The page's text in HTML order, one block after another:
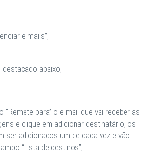
e-mails”;
abaixo;
“Remete para” o e-mail que vai receber as
e clique em adicionar destinatário, os
ser adicionados um de cada vez e vão
“Lista de destinos”;